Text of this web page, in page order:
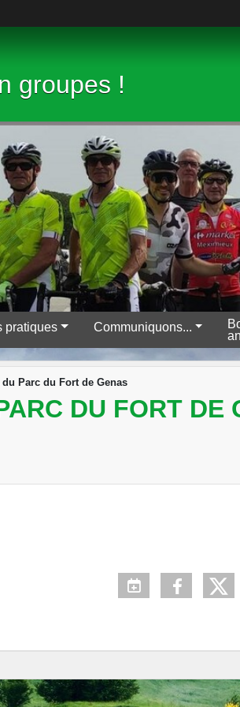
groupes !
pratiques Communiquons...
Parc du Fort de Genas
DU FORT DE